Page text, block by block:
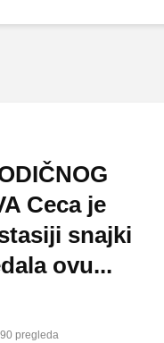
Ceca je
snajki
ovu...
pregleda